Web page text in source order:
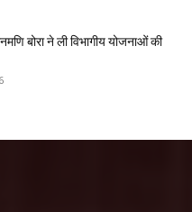
बोरा ने ली विभागीय योजनाओं की